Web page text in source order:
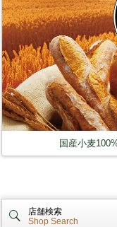
国産小麦
店舗検索
Shop Search
商品情報
店頭商品
商品カロリー表示
期間限定商品
私たちのこだわり